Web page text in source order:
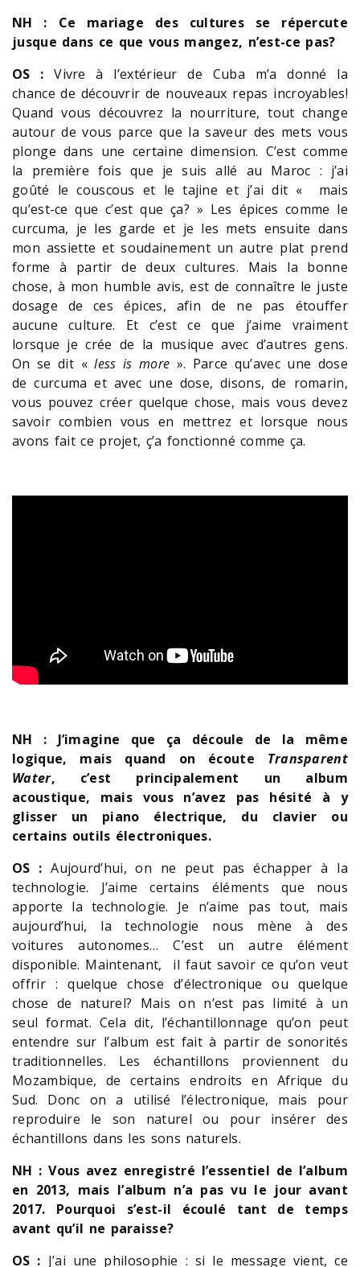
NH : Ce mariage des cultures se répercute
jusque dans ce que vous mangez, n’est-ce pas?
OS : Vivre à l’extérieur de Cuba m’a donné la
chance de découvrir de nouveaux repas incroyables!
Quand vous découvrez la nourriture, tout change
autour de vous parce que la saveur des mets vous
plonge dans une certaine dimension. C’est comme
la première fois que je suis allé au Maroc : j’ai
goûté le couscous et le tajine et j’ai dit « mais
qu’est-ce que c’est que ça? » Les épices comme le
curcuma, je les garde et je les mets ensuite dans
mon assiette et soudainement un autre plat prend
forme à partir de deux cultures. Mais la bonne
chose, à mon humble avis, est de connaître le juste
dosage de ces épices, afin de ne pas étouffer
aucune culture. Et c’est ce que j’aime vraiment
lorsque je crée de la musique avec d’autres gens.
On se dit «less is more ». Parce qu’avec une dose
de curcuma et avec une dose, disons, de romarin,
vous pouvez créer quelque chose, mais vous devez
savoir combien vous en mettrez et lorsque nous
avons fait ce projet, ç’a fonctionné comme ça.
NH : J’imagine que ça découle de la même
logique, mais quand on écoute Transparent
Water, c’est principalement un album
acoustique, mais vous n’avez pas hésité à y
glisser un piano électrique, du clavier ou
certains outils électroniques.
OS : Aujourd’hui, on ne peut pas échapper à la
technologie. J’aime certains éléments que nous
apporte la technologie. Je n’aime pas tout, mais
aujourd’hui, la technologie nous mène à des
voitures autonomes… C’est un autre élément
disponible. Maintenant, il faut savoir ce qu’on veut
offrir : quelque chose d’électronique ou quelque
chose de naturel? Mais on n’est pas limité à un
seul format. Cela dit, l’échantillonnage qu’on peut
entendre sur l’album est fait à partir de sonorités
traditionnelles. Les échantillons proviennent du
Mozambique, de certains endroits en Afrique du
Sud. Donc on a utilisé l’électronique, mais pour
reproduire le son naturel ou pour insérer des
échantillons dans les sons naturels.
NH : Vous avez enregistré l’essentiel de l’album
en 2013, mais l’album n’a pas vu le jour avant
2017. Pourquoi s’est-il écoulé tant de temps
avant qu’il ne paraisse?
OS : J’ai une philosophie : si le message vient, ce